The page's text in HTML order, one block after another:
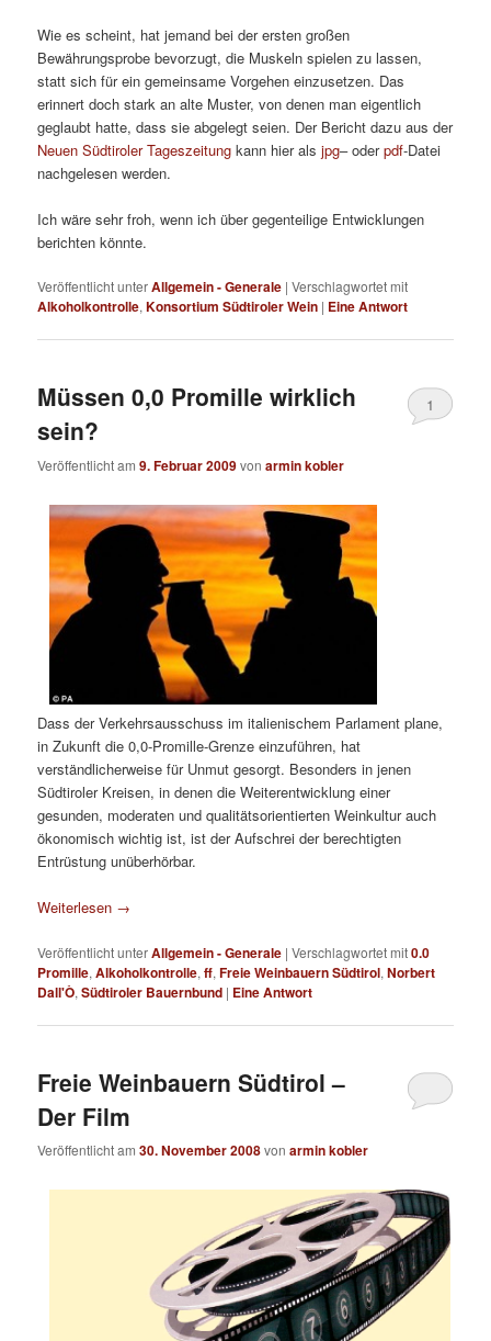
Wie es scheint, hat jemand bei der ersten großen
Bewährungsprobe bevorzugt, die Muskeln spielen zu lassen,
statt sich für ein gemeinsame Vorgehen einzusetzen. Das
erinnert doch stark an alte Muster, von denen man eigentlich
geglaubt hatte, dass sie abgelegt seien. Der Bericht dazu aus der
Neuen Südtiroler Tageszeitung kann hier alsjpg– oderpdf-Datei
nachgelesen werden.
Ich wäre sehr froh, wenn ich über gegenteilige Entwicklungen
berichten könnte.
Veröffentlicht unterAllgemein - Generale |Verschlagwortet mit
Alkoholkontrolle,Konsortium Südtiroler Wein | EineAntwort
Müssen 0,0 Promille wirklich
sein?
Veröffentlicht am9. Februar 2009vonarmin kobler
1
Dass der Verkehrsausschuss im italienischem Parlament plane,
in Zukunft die 0,0-Promille-Grenze einzuführen, hat
verständlicherweise für Unmut gesorgt. Besonders in jenen
Südtiroler Kreisen, in denen die Weiterentwicklung einer
gesunden, moderaten und qualitätsorientierten Weinkultur auch
ökonomisch wichtig ist, ist der Aufschrei der berechtigten
Entrüstung unüberhörbar.
Weiterlesen →
Veröffentlicht unterAllgemein - Generale |Verschlagwortet mit0.0
Promille,Alkoholkontrolle,ff,Freie Weinbauern Südtirol,Norbert
Dall'Ò,Südtiroler Bauernbund | EineAntwort
Freie Weinbauern Südtirol –
Der Film
Veröffentlicht am30. November 2008vonarmin kobler